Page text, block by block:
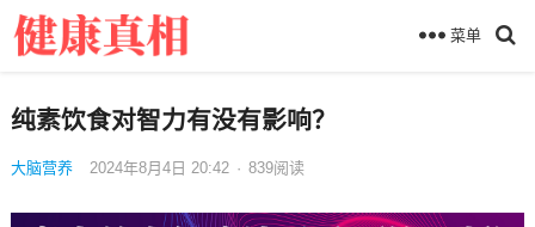
菜单
纯素饮食对智力有没有影响？
大脑营养 2024年8月4日 20:42 · 839阅读